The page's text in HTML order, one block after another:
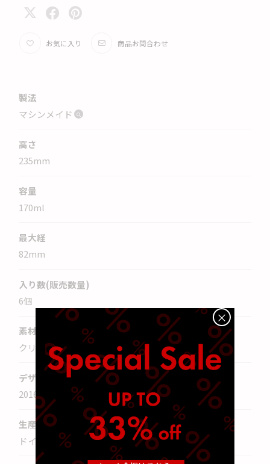
お気に入り 商品お問合わせ
製法
マシンメイド
高さ
235mm
容量
170ml
最大経
82mm
入り数(販売数量)
6個
素材
クリスタルガラス
デザイン年
2016年
生産国
ドイツ
×